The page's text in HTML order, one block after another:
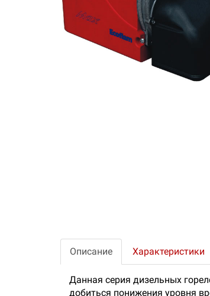
Описание Характеристики
Данная серия дизельных
добиться понижения уровня